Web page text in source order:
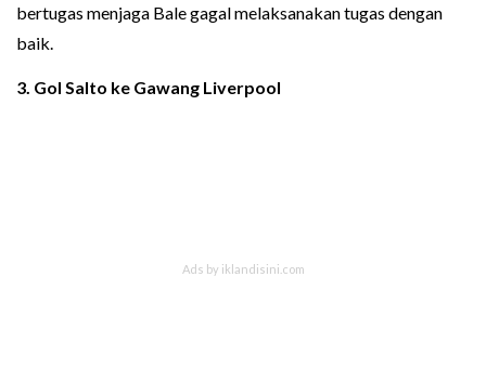
bertugas menjaga Bale gagal melaksanakan tugas dengan
baik.
3. Gol Salto ke Gawang Liverpool